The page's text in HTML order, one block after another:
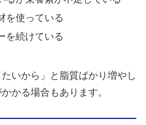
を使っている
を続けている
いから」と脂質ばかり増やし
かる場合もあります。